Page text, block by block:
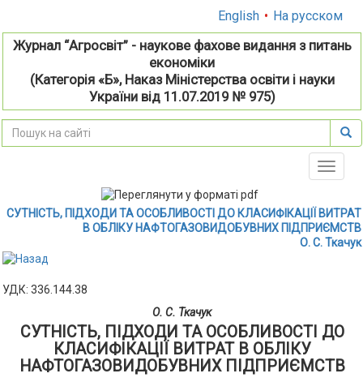
English • На русском
Журнал “Агросвіт” - наукове фахове видання з питань
економіки
(Категорія «Б», Наказ Міністерства освіти і науки
України від 11.07.2019 № 975)
Toggle
СУТНІСТЬ, ПІДХОДИ ТА ОСОБЛИВОСТІ ДО КЛАСИФІКАЦІЇ ВИТРАТ
В ОБЛІКУ НАФТОГАЗОВИДОБУВНИХ ПІДПРИЄМСТВ
О. С. Ткачук
УДК: 336.144.38
О. С. Ткачук
СУТНІСТЬ, ПІДХОДИ ТА ОСОБЛИВОСТІ ДО
КЛАСИФІКАЦІЇ ВИТРАТ В ОБЛІКУ
НАФТОГАЗОВИДОБУВНИХ ПІДПРИЄМСТВ